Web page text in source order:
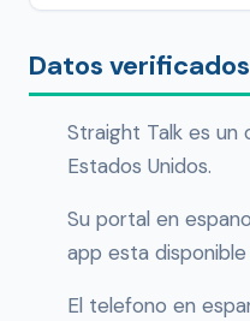
Datos
Straight Talk es un
Estados Unidos.
Su portal en
app esta
El telefono en